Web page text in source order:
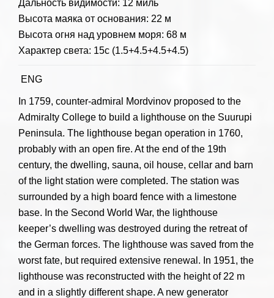
Дальность видимости: 12 миль
Высота маяка от основания: 22 м
Высота огня над уровнем моря: 68 м
Характер света: 15с (1.5+4.5+4.5+4.5)
ENG
In 1759, counter-admiral Mordvinov proposed to the
Admiralty College to build a lighthouse on the Suurupi
Peninsula. The lighthouse began operation in 1760,
probably with an open fire. At the end of the 19th
century, the dwelling, sauna, oil house, cellar and barn
of the light station were completed. The station was
surrounded by a high board fence with a limestone
base. In the Second World War, the lighthouse
keeper’s dwelling was destroyed during the retreat of
the German forces. The lighthouse was saved from the
worst fate, but required extensive renewal. In 1951, the
lighthouse was reconstructed with the height of 22 m
and in a slightly different shape. A new generator